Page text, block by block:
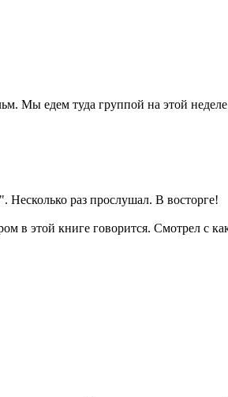
Мы едем туда группой на этой
Несколько раз прослушал. В восторге!
в этой книге говорится. Смотрел с